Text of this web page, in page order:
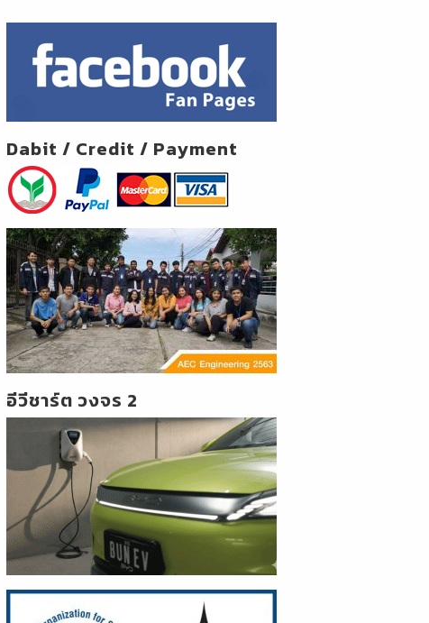
Dabit / Credit / Payment
อีวีชาร์ต วงจร 2